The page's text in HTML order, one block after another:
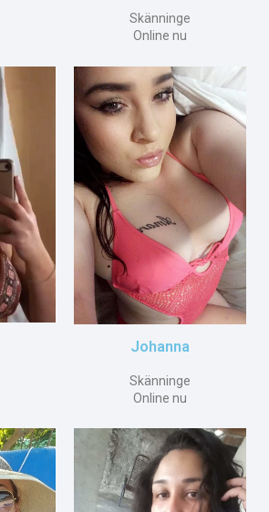
Skänninge
Online nu
Johanna
Skänninge
Online nu